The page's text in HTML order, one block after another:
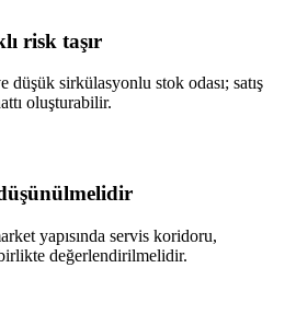
risk taşır
sirkülasyonlu stok odası; satış
oluşturabilir.
yapısında servis koridoru,
değerlendirilmelidir.